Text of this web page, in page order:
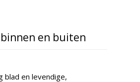
en buiten
blad en levendige,